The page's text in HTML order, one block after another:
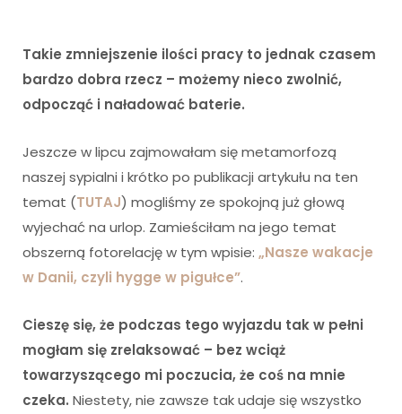
Takie zmniejszenie ilości pracy to jednak czasem
bardzo dobra rzecz – możemy nieco zwolnić,
odpocząć i naładować baterie.
Jeszcze w lipcu zajmowałam się metamorfozą
naszej sypialni i krótko po publikacji artykułu na ten
temat (TUTAJ) mogliśmy ze spokojną już głową
wyjechać na urlop. Zamieściłam na jego temat
obszerną fotorelację w tym wpisie: „Nasze wakacje
w Danii, czyli hygge w pigułce”.
Cieszę się, że podczas tego wyjazdu tak w pełni
mogłam się zrelaksować – bez wciąż
towarzyszącego mi poczucia, że coś na mnie
czeka. Niestety, nie zawsze tak udaje się wszystko